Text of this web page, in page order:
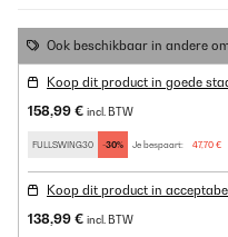
Ook beschikbaar in andere
Koop dit product in goede
158,99 € incl. BTW
FULLSWING30 -30% Je bespaart: 47,70 €
Koop dit product in
138,99 € incl. BTW